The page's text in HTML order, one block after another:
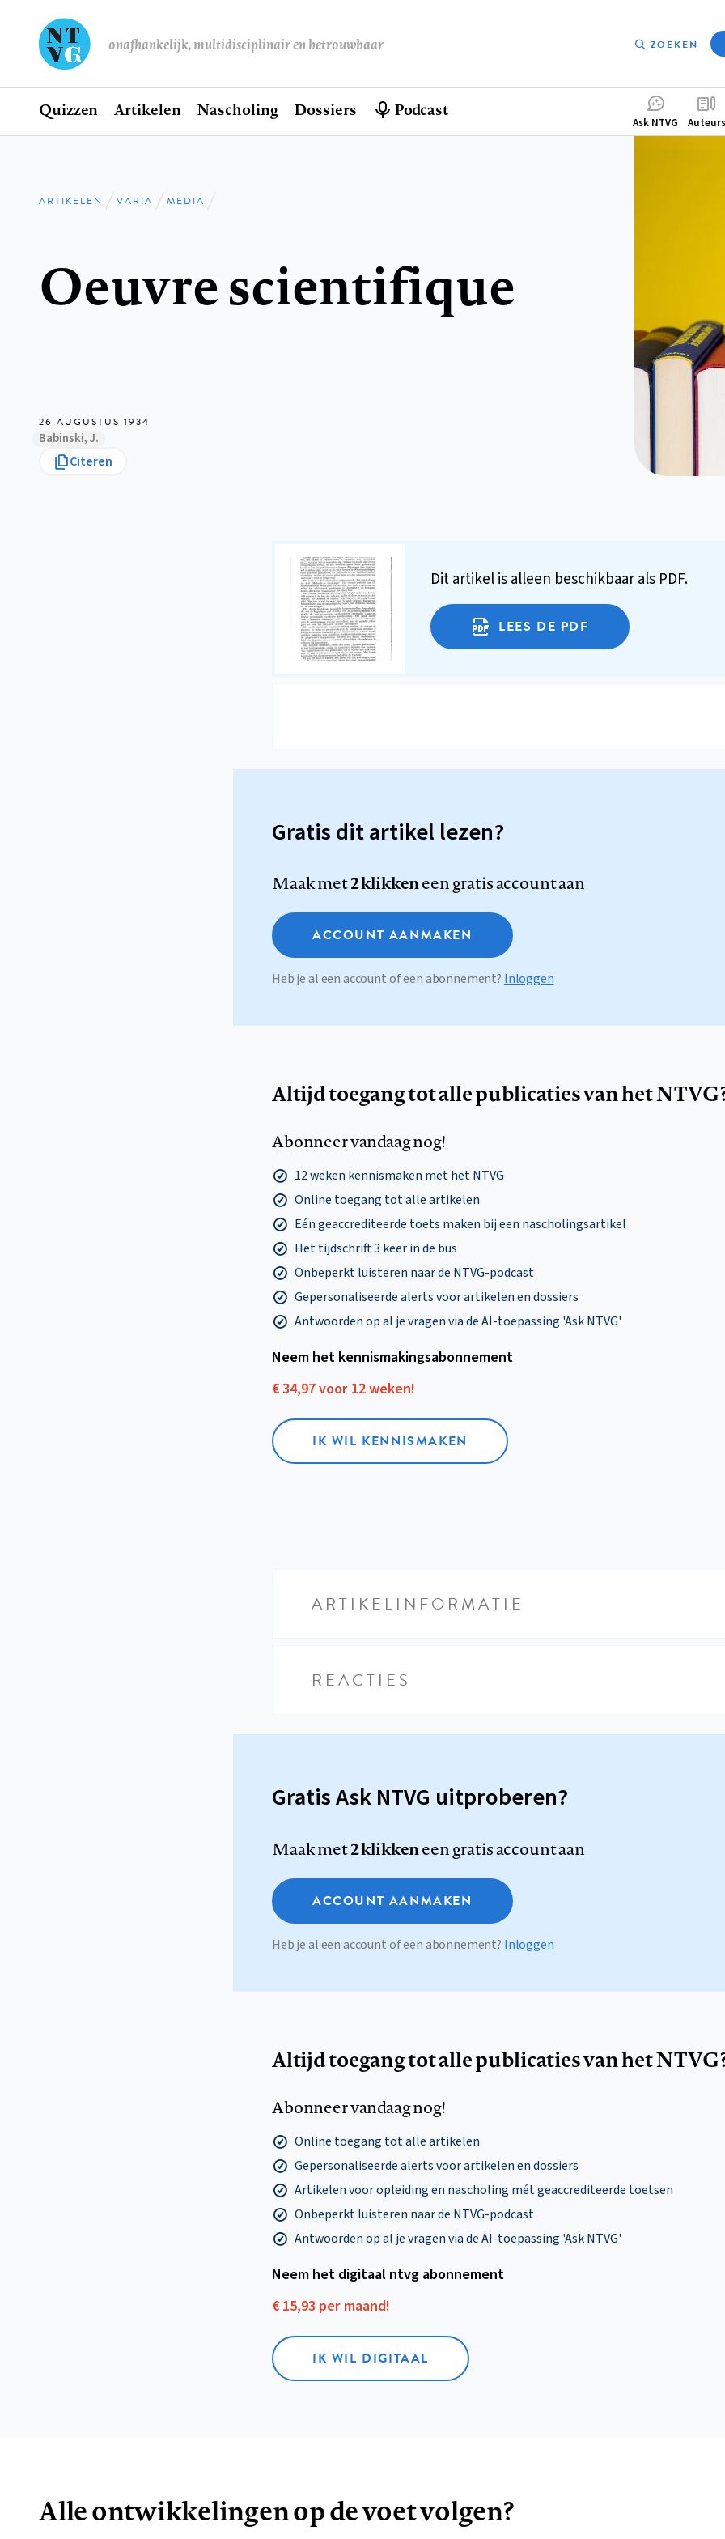
onafhankelijk, multidisciplinair en betrouwbaar ZOEKEN
Hoofdnavigatie
Home
Quizzen Artikelen Nascholing Dossiers Podcast
Ask NTVG Auteurs
Kruimelpad
ARTIKELEN VARIA MEDIA
Oeuvre scientifique
26 AUGUSTUS 1934
Babinski, J.
Citeren
Dit artikel is alleen beschikbaar als PDF.
LEES DE PDF
Gratis dit artikel lezen?
Maak met2 klikkeneen gratis account aan
ACCOUNT AANMAKEN
Heb je al een account of een abonnement? Inloggen
Altijd toegang tot alle publicaties van het
Abonneer vandaag nog!
12 weken kennismaken met het NTVG
Online toegang tot alle artikelen
Eén geaccrediteerde toets maken bij een nascholingsartikel
Het tijdschrift 3 keer in de bus
Onbeperkt luisteren naar de NTVG-podcast
Gepersonaliseerde alerts voor artikelen en dossiers
Antwoorden op al je vragen via de AI-toepassing 'Ask NTVG'
Neem het kennismakings­abonnement
€ 34,97 voor 12 weken!
IK WIL KENNISMAKEN
ARTIKELINFORMATIE
REACTIES
Gratis Ask NTVG uitproberen?
Maak met2 klikkeneen gratis account aan
ACCOUNT AANMAKEN
Heb je al een account of een abonnement? Inloggen
Altijd toegang tot alle publicaties van het
Abonneer vandaag nog!
Online toegang tot alle artikelen
Gepersonaliseerde alerts voor artikelen en dossiers
Artikelen voor opleiding en nascholing mét geaccrediteerde toetsen
Onbeperkt luisteren naar de NTVG-podcast
Antwoorden op al je vragen via de AI-toepassing 'Ask NTVG'
Neem het digitaal ntvg abonnement
€ 15,93 per maand!
IK WIL DIGITAAL
Alle ontwikkelingen op de voet volgen?